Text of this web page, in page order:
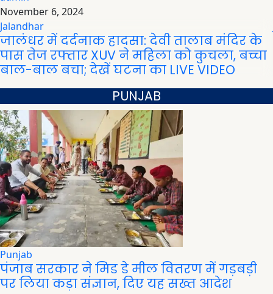
November 6, 2024
Jalandhar
जालंधर में दर्दनाक हादसा: देवी तालाब मंदिर के
पास तेज रफ्तार XUV ने महिला को कुचला, बच्चा
बाल-बाल बचा; देखें घटना का LIVE VIDEO
PUNJAB
Punjab
पंजाब सरकार ने मिड डे मील वितरण में गड़बड़ी
पर लिया कड़ा संज्ञान, दिए यह सख्त आदेश